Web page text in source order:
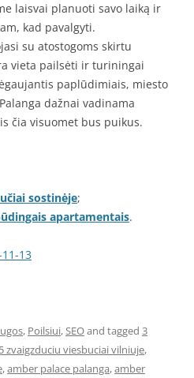
laisvai planuoti savo laiką ir
kad pavalgyti.
su atostogoms skirtu
vieta pailsėti ir turiningai
paplūdimiais, miesto
dažnai vadinama
čia visuomet bus puikus.
sostinėje;
apartamentais.
13
, Poilsiui,SEOand tagged 3
5 zvaigzduciu viesbuciai vilniuje,
,amber palace palanga,amber